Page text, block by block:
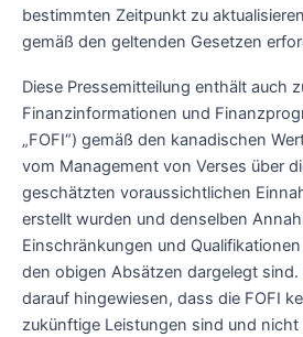
bestimmten Zeitpunkt zu
gemäß den geltenden Gesetzen
Diese Pressemitteilung enthält auch
Finanzinformationen und
„FOFI“) gemäß den kanadischen
vom Management von Verses über
geschätzten voraussichtlichen
erstellt wurden und denselben
Einschränkungen und
den obigen Absätzen dargelegt sind.
darauf hingewiesen, dass die FOFI
zukünftige Leistungen sind und